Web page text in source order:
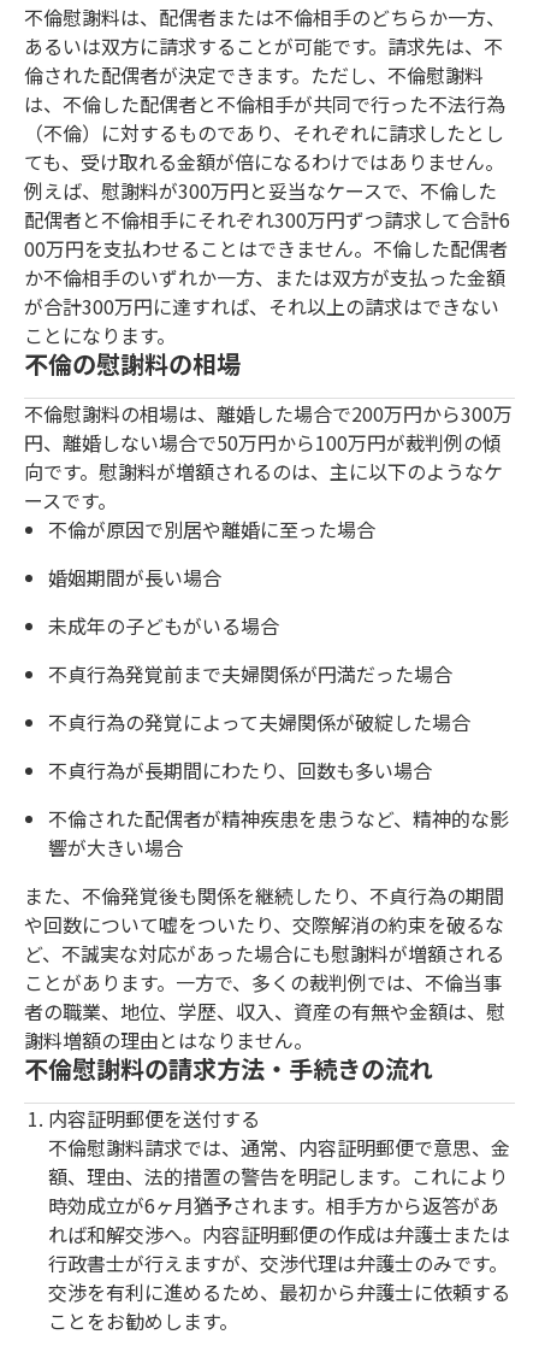
不倫慰謝料は、配偶者または不倫相手のどちらか一方、
あるいは双方に請求することが可能です。請求先は、不
倫された配偶者が決定できます。ただし、不倫慰謝料
は、不倫した配偶者と不倫相手が共同で行った不法行為
（不倫）に対するものであり、それぞれに請求したとし
ても、受け取れる金額が倍になるわけではありません。
例えば、慰謝料が300万円と妥当なケースで、不倫した
配偶者と不倫相手にそれぞれ300万円ずつ請求して合計6
00万円を支払わせることはできません。不倫した配偶者
か不倫相手のいずれか一方、または双方が支払った金額
が合計300万円に達すれば、それ以上の請求はできない
ことになります。
不倫の慰謝料の相場
不倫慰謝料の相場は、離婚した場合で200万円から300万
円、離婚しない場合で50万円から100万円が裁判例の傾
向です。慰謝料が増額されるのは、主に以下のようなケ
ースです。
不倫が原因で別居や離婚に至った場合
婚姻期間が長い場合
未成年の子どもがいる場合
不貞行為発覚前まで夫婦関係が円満だった場合
不貞行為の発覚によって夫婦関係が破綻した場合
不貞行為が長期間にわたり、回数も多い場合
不倫された配偶者が精神疾患を患うなど、精神的な影
響が大きい場合
また、不倫発覚後も関係を継続したり、不貞行為の期間
や回数について嘘をついたり、交際解消の約束を破るな
ど、不誠実な対応があった場合にも慰謝料が増額される
ことがあります。一方で、多くの裁判例では、不倫当事
者の職業、地位、学歴、収入、資産の有無や金額は、慰
謝料増額の理由とはなりません。
不倫慰謝料の請求方法・手続きの流れ
内容証明郵便を送付する
不倫慰謝料請求では、通常、内容証明郵便で意思、金
額、理由、法的措置の警告を明記します。これにより
時効成立が6ヶ月猶予されます。相手方から返答があ
れば和解交渉へ。内容証明郵便の作成は弁護士または
行政書士が行えますが、交渉代理は弁護士のみです。
交渉を有利に進めるため、最初から弁護士に依頼する
ことをお勧めします。